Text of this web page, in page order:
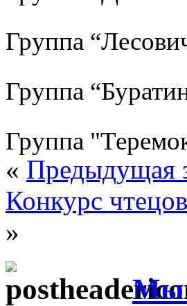
Группа
Группа
Группа
« Предыдущая
Конкурс
»
Мы